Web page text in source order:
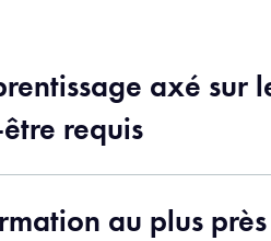
axé sur
requis
au plus